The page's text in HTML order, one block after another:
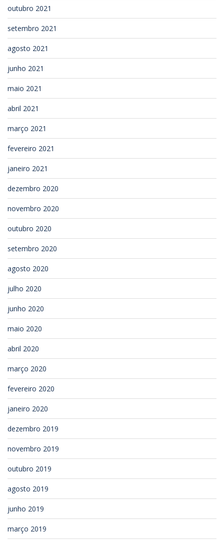
outubro 2021
setembro 2021
agosto 2021
junho 2021
maio 2021
abril 2021
março 2021
fevereiro 2021
janeiro 2021
dezembro 2020
novembro 2020
outubro 2020
setembro 2020
agosto 2020
julho 2020
junho 2020
maio 2020
abril 2020
março 2020
fevereiro 2020
janeiro 2020
dezembro 2019
novembro 2019
outubro 2019
agosto 2019
junho 2019
março 2019